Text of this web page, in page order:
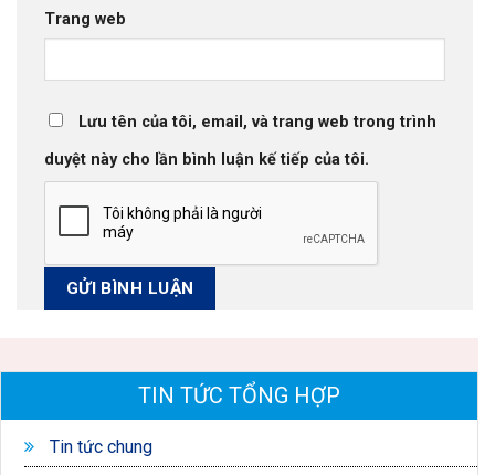
Trang web
Lưu tên của tôi, email, và trang web trong trình
duyệt này cho lần bình luận kế tiếp của tôi.
TIN TỨC TỔNG HỢP
Tin tức chung